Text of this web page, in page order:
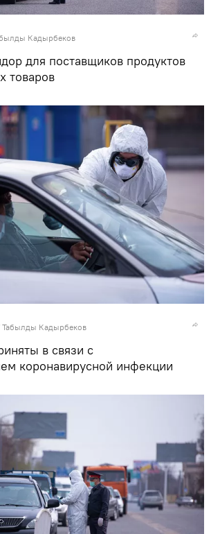
Кадырбеков
для поставщиков продуктов
товаров
Табылды Кадырбеков
в связи с
коронавирусной инфекции